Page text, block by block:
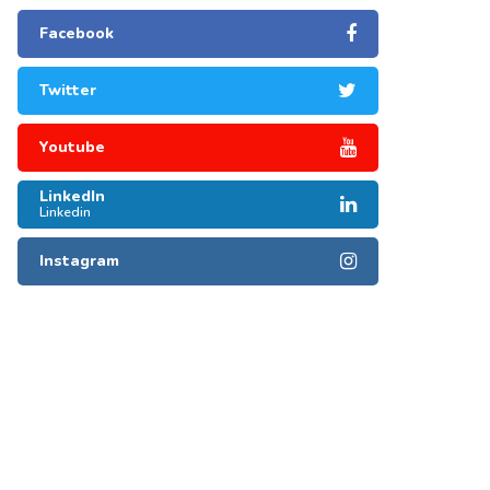
Facebook
Twitter
Youtube
LinkedIn
Linkedin
Instagram